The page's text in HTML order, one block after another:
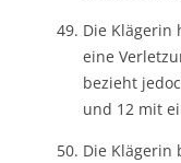
Die Klägerin
eine
bezieht
und 12 mit
Die Klägerin